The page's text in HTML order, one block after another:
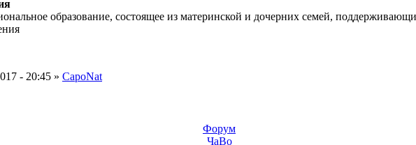
образование, состоящее из материнской и дочерних семей,
- 20:45 » CapoNat
Форум
ЧаВо